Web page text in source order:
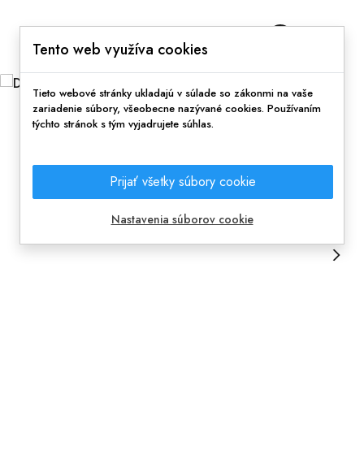
Tento web využíva cookies
Tieto webové stránky ukladajú v súlade so zákonmi na vaše
zariadenie súbory, všeobecne nazývané cookies. Používaním
týchto stránok s tým vyjadrujete súhlas.
Prijať všetky súbory cookie
Nastavenia súborov cookie